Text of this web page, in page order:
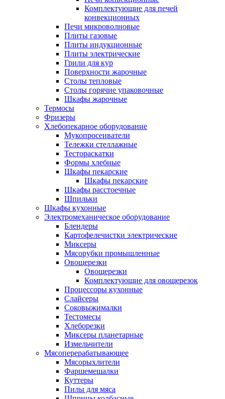
Комплектующие для печей
конвекционных
Печи микроволновые
Плиты газовые
Плиты индукционные
Плиты электрические
Грили для кур
Поверхности жарочные
Столы тепловые
Столы горячие упаковочные
Шкафы жарочные
Термосы
Фризеры
Хлебопекарное оборудование
Мукопросеиватели
Тележки стеллажные
Тестораскатки
Формы хлебные
Шкафы пекарские
Шкафы пекарские
Шкафы расстоечные
Шпильки
Шкафы кухонные
Электромеханическое оборудование
Блендеры
Картофелечистки электрические
Миксеры
Мясорубки промышленные
Овощерезки
Овощерезки
Комплектующие для овощерезок
Процессоры кухонные
Слайсеры
Соковыжималки
Тестомесы
Хлеборезки
Миксеры планетарные
Измельчители
Мясоперерабатывающее
Мясорыхлители
Фаршемешалки
Куттеры
Пилы для мяса